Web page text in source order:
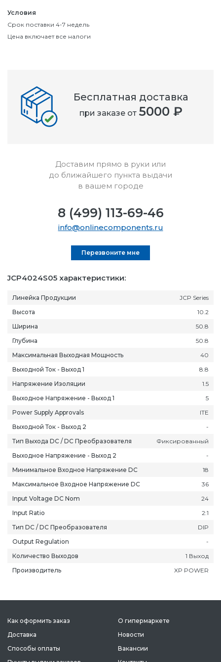
Условия
Срок поставки 4-7 недель
Цена включает все налоги
JCP4024S05 характеристики:
Линейка Продукции
JCP Series
Высота
10.2
Ширина
50.8
Глубина
50.8
Максимальная Выходная Мощность
40
Выходной Ток - Выход 1
8.8
Напряжение Изоляции
1.5
Выходное Напряжение - Выход 1
5
Power Supply Approvals
ITE
Выходной Ток - Выход 2
-
Тип Выхода DC / DC Преобразователя
Фиксированный
Выходное Напряжение - Выход 2
-
Минимальное Входное Напряжение DC
18
Максимальное Входное Напряжение DC
36
Input Voltage DC Nom
24
Input Ratio
2:1
Тип DC / DC Преобразователя
DIP
Output Regulation
-
Количество Выходов
1 Выход
Производитель
XP POWER
Бесплатная доставка
при заказе от 5000 ₽
Доставим прямо в руки или
до ближайшего пункта выдачи
в вашем городе
8 (499) 113-69-46
info@onlinecomponents.ru
Перезвоните мне
Как оформить заказ
Доставка
Способы оплаты
О гипермаркете
Новости
Вакансии
Магадан
Магас
Нальчик
Пермь
Петрозаводск
Подольск